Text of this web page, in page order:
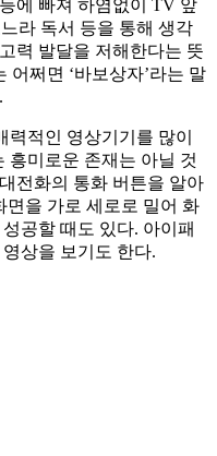
에 빠져 하염없이 TV 앞
라 독서 등을 통해 생각
력 발달을 저해한다는 뜻
어쩌면 ‘바보상자’라는 말
적인 영상기기를 많이
흥미로운 존재는 아닐 것
전화의 통화 버튼을 알아
면을 가로 세로로 밀어 화
공할 때도 있다. 아이패
상을 보기도 한다.